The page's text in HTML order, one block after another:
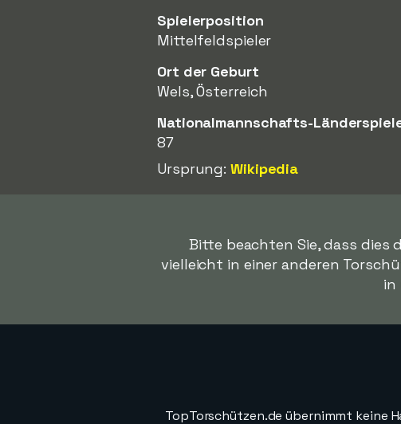
Spielerposition
Mittelfeldspieler
Ort der Geburt
Wels, Österreich
Nationalmannschafts-
87
Ursprung: Wikipedia
Bitte beachten Sie, dass dies
vielleicht in einer anderen
in
TopTorschützen.de übernimmt